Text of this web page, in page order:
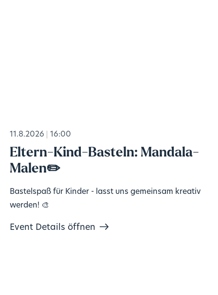
11.8.2026 16:00
Eltern-Kind-Basteln: Mandala-
Malen✏️
Bastelspaß für Kinder - lasst uns gemeinsam kreativ
werden! 🎨
Event Details öffnen